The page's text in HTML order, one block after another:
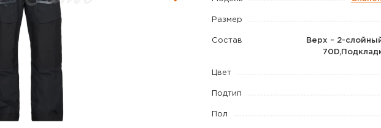
цвет
Black
Размер
Состав
Верх – 2-
Цвет
Подтип
Пол